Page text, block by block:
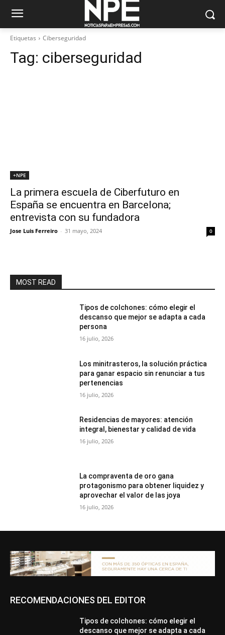
Etiquetas Ciberseguridad
Tag: ciberseguridad
+NPE
La primera escuela de Ciberfuturo en
España se encuentra en Barcelona;
entrevista con su fundadora
Jose Luis Ferreiro - 31 mayo, 2024 0
MOST READ
Tipos de colchones: cómo elegir el
descanso que mejor se adapta a cada
persona
16 julio, 2026
Los minitrasteros, la solución práctica
para ganar espacio sin renunciar a tus
pertenencias
16 julio, 2026
Residencias de mayores: atención
integral, bienestar y calidad de vida
16 julio, 2026
La compraventa de oro gana
protagonismo para obtener liquidez y
aprovechar el valor de las joya
16 julio, 2026
RECOMENDACIONES DEL EDITOR
Tipos de colchones: cómo elegir el
descanso que mejor se adapta a cada